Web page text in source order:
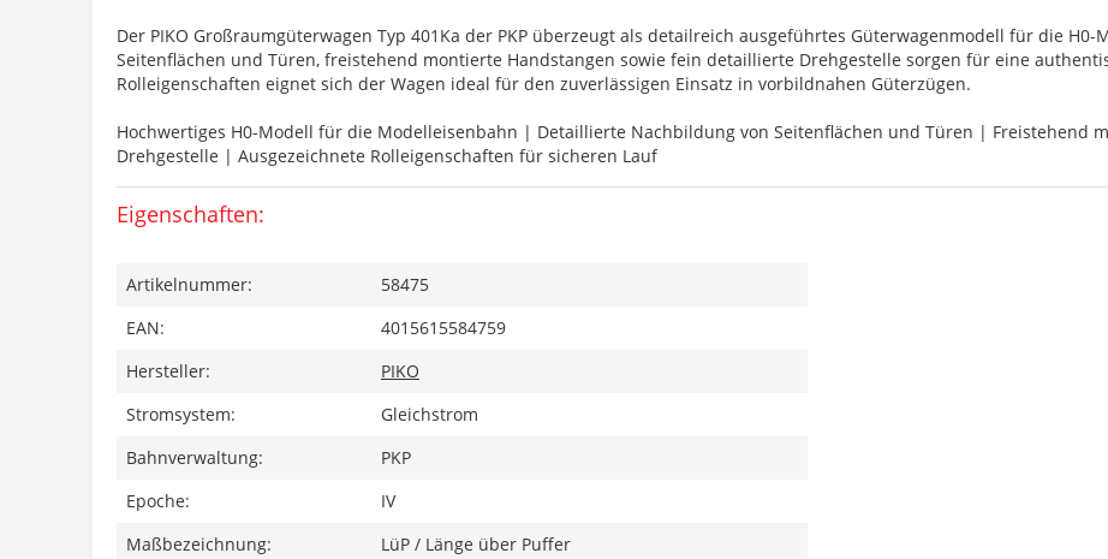
Der PIKO Großraumgüterwagen Typ 401Ka der PKP überzeugt als detailreich ausgeführtes Güterwagenmodell für die
Seitenflächen und Türen, freistehend montierte Handstangen sowie fein detaillierte Drehgestelle sorgen für eine
Rolleigenschaften eignet sich der Wagen ideal für den zuverlässigen Einsatz in vorbildnahen Güterzügen.
Hochwertiges H0-Modell für die Modelleisenbahn | Detaillierte Nachbildung von Seitenflächen und Türen | Freistehend
Drehgestelle | Ausgezeichnete Rolleigenschaften für sicheren Lauf
Eigenschaften:
Artikelnummer:
58475
EAN:
4015615584759
Hersteller:
PIKO
Stromsystem:
Gleichstrom
Bahnverwaltung:
PKP
Epoche:
IV
Maßbezeichnung:
LüP / Länge über Puffer